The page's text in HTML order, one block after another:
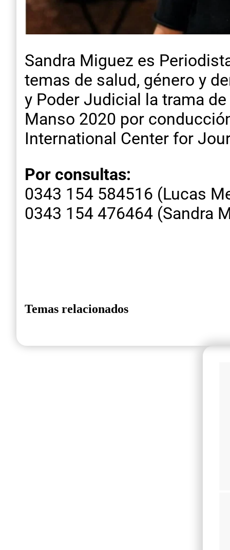
Sandra Miguez es
temas de salud, género y
y Poder Judicial la trama
Manso 2020 por
International Center for
Por consultas:
0343 154 584516 (Lucas
0343 154 476464 (Sandra
Temas relacionados